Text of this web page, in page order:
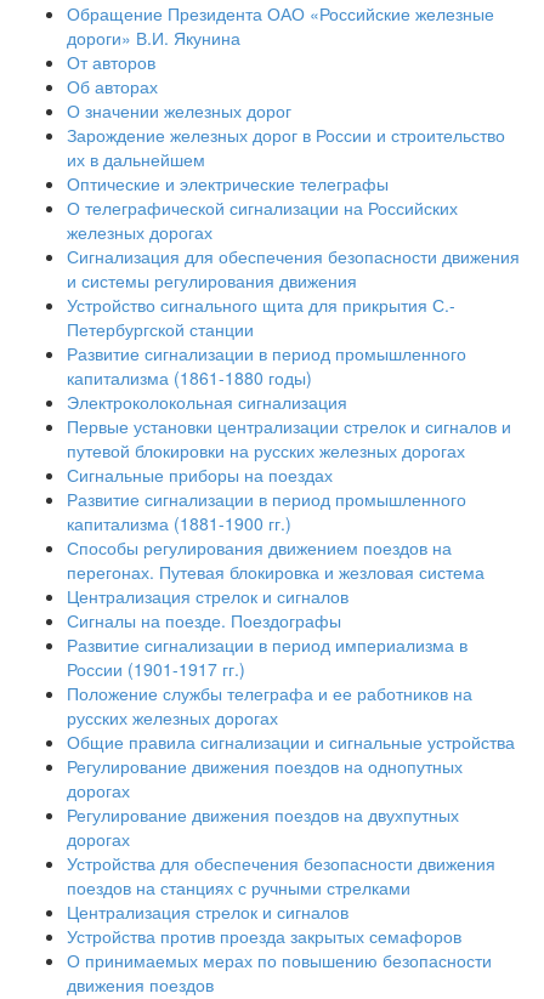
Обращение Президента ОАО «Российские железные
дороги» В.И. Якунина
От авторов
Об авторах
О значении железных дорог
Зарождение железных дорог в России и строительство
их в дальнейшем
Оптические и электрические телеграфы
О телеграфической сигнализации на Российских
железных дорогах
Сигнализация для обеспечения безопасности движения
и системы регулирования движения
Устройство сигнального щита для прикрытия С.-
Петербургской станции
Развитие сигнализации в период промышленного
капитализма (1861-1880 годы)
Электроколокольная сигнализация
Первые установки централизации стрелок и сигналов и
путевой блокировки на русских железных дорогах
Сигнальные приборы на поездах
Развитие сигнализации в период промышленного
капитализма (1881-1900 гг.)
Способы регулирования движением поездов на
перегонах. Путевая блокировка и жезловая система
Централизация стрелок и сигналов
Сигналы на поезде. Поездографы
Развитие сигнализации в период империализма в
России (1901-1917 гг.)
Положение службы телеграфа и ее работников на
русских железных дорогах
Общие правила сигнализации и сигнальные устройства
Регулирование движения поездов на однопутных
дорогах
Регулирование движения поездов на двухпутных
дорогах
Устройства для обеспечения безопасности движения
поездов на станциях с ручными стрелками
Централизация стрелок и сигналов
Устройства против проезда закрытых семафоров
О принимаемых мерах по повышению безопасности
движения поездов